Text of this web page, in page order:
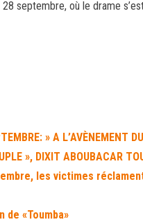
septembre, où le drame
» A L’AVÈNEMENT
», DIXIT ABOUBACAR
les victimes
«Toumba»